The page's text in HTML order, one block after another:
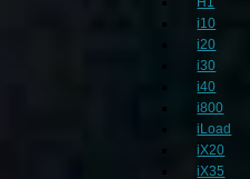
i10
i20
i30
i40
i800
iLoad
iX20
iX35